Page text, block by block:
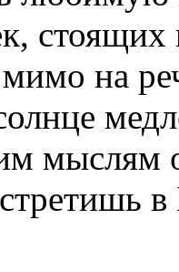
стоящих
на
мыслям